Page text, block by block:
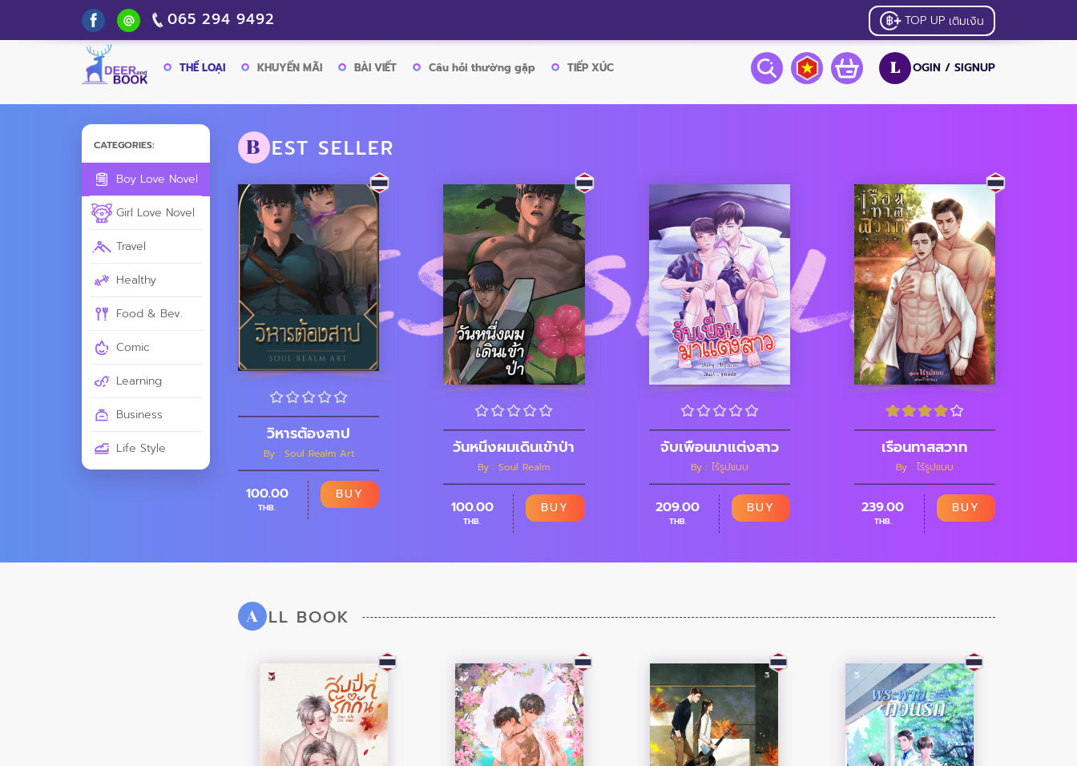
065 294 9492 TOP UP เติมเงิน
L OGIN / SIGNUP
THỂ LOẠI KHUYẾN MÃI BÀI VIẾT Câu hỏi thường gặp TIẾP XÚC
CATEGORIES:
Boy Love Novel
Girl Love Novel
Travel
Healthy
Food & Bev.
Comic
Learning
Business
Life Style
B EST SELLER
วิหารต้องสาป
By : Soul Realm Art
100.00
THB.
BUY
วันหนึ่งผมเดินเข้าป่า
By : Soul Realm
100.00
THB.
BUY
จับเพือนมาแต่งสาว
By : ไร้รูปแบบ
209.00
THB.
BUY
เรือนทาสสวาท
By : ไร้รูปแบบ
239.00
THB.
BUY
A LL BOOK